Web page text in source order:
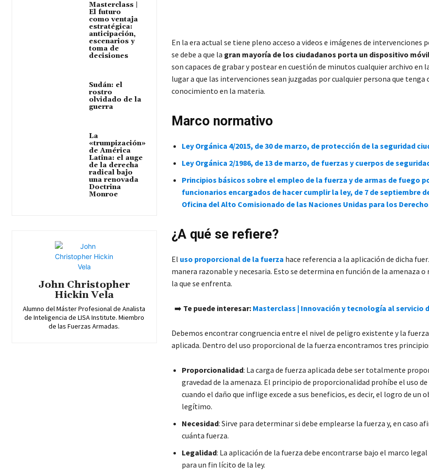
Masterclass |
El futuro
como ventaja
estratégica:
anticipación,
escenarios y
toma de
decisiones
Sudán: el
rostro
olvidado de la
guerra
La
«trumpización»
de América
Latina: el auge
de la derecha
radical bajo
una renovada
Doctrina
Monroe
John Christopher
Hickin Vela
Alumno del Máster Profesional de Analista
de Inteligencia de LISA Institute. Miembro
de las Fuerzas Armadas.
En la era actual se tiene pleno acceso a videos e imágenes de intervenciones
se debe a que la gran mayoría de los ciudadanos porta un dispositivo
son capaces de grabar y postear en cuestión de minutos cualquier archivo en
lugar a que las intervenciones sean juzgadas por cualquier persona que tenga
conocimiento en la materia.
Marco normativo
Ley Orgánica 4/2015, de 30 de marzo, de protección de la seguridad
Ley Orgánica 2/1986, de 13 de marzo, de fuerzas y cuerpos de
Principios básicos sobre el empleo de la fuerza y de armas de fuego
funcionarios encargados de hacer cumplir la ley, de 7 de septiembre
Oficina del Alto Comisionado de las Naciones Unidas para los
¿A qué se refiere?
El uso proporcional de la fuerza hace referencia a la aplicación de dicha
manera razonable y necesaria. Esto se determina en función de la amenaza o
la que se enfrenta.
➡️ Te puede interesar: Masterclass | Innovación y tecnología al servicio
Debemos encontrar congruencia entre el nivel de peligro existente y la fuerza
aplicada. Dentro del uso proporcional de la fuerza encontramos tres
Proporcionalidad: La carga de fuerza aplicada debe ser totalmente
gravedad de la amenaza. El principio de proporcionalidad prohíbe el uso
cuando el daño que inflige excede a sus beneficios, es decir, el logro de un
legítimo.
Necesidad: Sirve para determinar si debe emplearse la fuerza y, en caso
cuánta fuerza.
Legalidad: La aplicación de la fuerza debe encontrarse bajo el marco legal
para un fin lícito de la ley.